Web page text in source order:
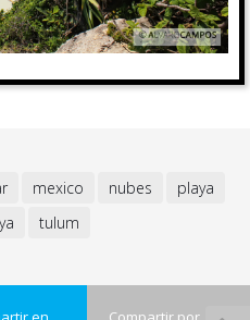
mexico nubes
playa
tulum